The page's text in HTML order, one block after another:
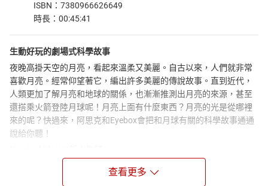
ISBN：7380966626649
時長：00:45:41
生動好玩的劇場式科學故事
夜晚高掛天空的月亮，看起來溫柔又美麗。自古以來，人們就非常
喜歡月亮。經常仰望著它，編出許多美麗的傳說故事。直到近代，
人類更加了解月亮和地球的關係，也漸漸推測出月亮的來源，甚至
還搭乘火箭登陸月球呢！月亮上面有什麼東西？月亮的光是從哪裡
來的呢？快過來，阿思克和Eyebox會把和月球有關的科學故事通通
說給你聽！
全台灣最資深的兒童科普雜誌企劃、編劇，由知名聲優生動演出，
安排主角《阿思克》和《Eyebox》為孩子演說精彩的科學故事。
查看更多